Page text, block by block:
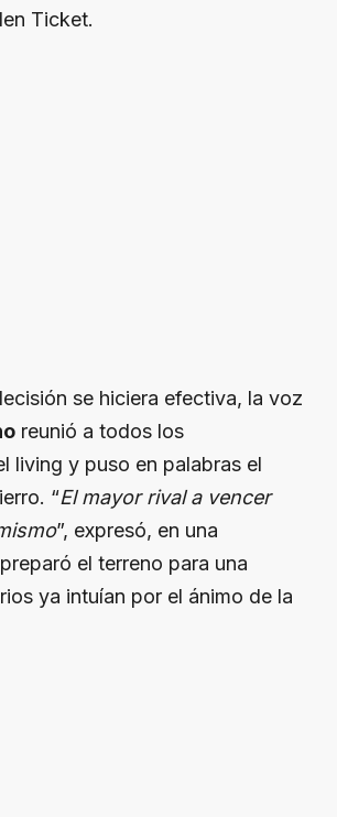
Ticket.
se hiciera efectiva, la voz
reunió a todos los
living y puso en palabras el
“El mayor rival a vencer
”, expresó, en una
el terreno para una
ya intuían por el ánimo de la